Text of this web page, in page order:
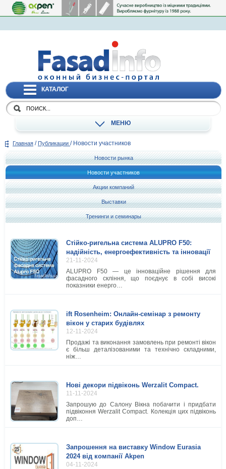
КАТАЛОГ
МЕНЮ
Главная / Публикации / Новости участников
Новости рынка
Новости участников
Акции компаний
Выставки
Тренинги и семинары
Стійко-ригельна система ALUPRO F50:
надійність, енергоефективність та інновації
21-11-2024
ALUPRO F50 — це інноваційне рішення для
фасадного скління, що поєднує в собі високі
показники енерго…
ift Rosenheim: Онлайн-семінар з ремонту
вікон у старих будівлях
12-11-2024
Продажі та виконання замовлень при ремонті вікон
є більш деталізованими та технічно складними,
ніж…
Нові декори підвіконь Werzalit Compact.
11-11-2024
Запрошую до Салону Вікна побачити і придбати
підвіконня Werzalit Compact. Колекція цих підвіконь
доп…
Запрошення на виставку Window Eurasia
2024 від компанії Akpen
04-11-2024